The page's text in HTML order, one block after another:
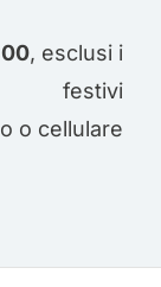
, esclusi i
festivi
o cellulare